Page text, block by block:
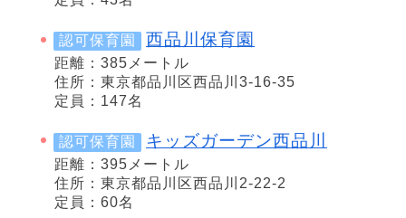
認可保育園 西品川保育園
距離：385メートル
住所：東京都品川区西品川3-16-35
定員：147名
認可保育園 キッズガーデン西品川
距離：395メートル
住所：東京都品川区西品川2-22-2
定員：60名